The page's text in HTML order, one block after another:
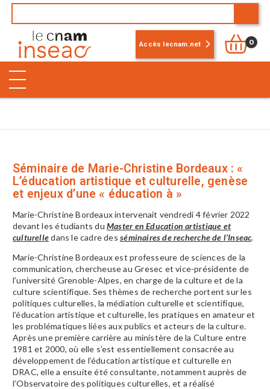
Accès lecnam.net 0
Séminaire de Marie-Christine Bordeaux : «
L’éducation artistique et culturelle, genèse
et enjeux d’une « éducation à »
Marie-Christine Bordeaux intervenait vendredi 4 février 2022
devant les étudiants duMaster en Education artistique et
culturelledans le cadre desséminaires de recherche de l’Inseac.
Marie-Christine Bordeaux est professeure de sciences de la
communication, chercheuse au Gresec et vice-présidente de
l’université Grenoble-Alpes, en charge de la culture et de la
culture scientifique. Ses thèmes de recherche portent sur les
politiques culturelles, la médiation culturelle et scientifique,
l’éducation artistique et culturelle, les pratiques en amateur et
les problématiques liées aux publics et acteurs de la culture.
Après une première carrière au ministère de la Culture entre
1981 et 2000, où elle s’est essentiellement consacrée au
développement de l’éducation artistique et culturelle en
DRAC, elle a ensuite été consultante, notamment auprès de
l’Observatoire des politiques culturelles, et a réalisé